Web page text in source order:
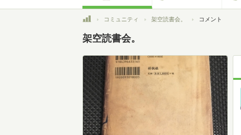
トップコミュニティ 架空読書会。 コメント
架空読書会。